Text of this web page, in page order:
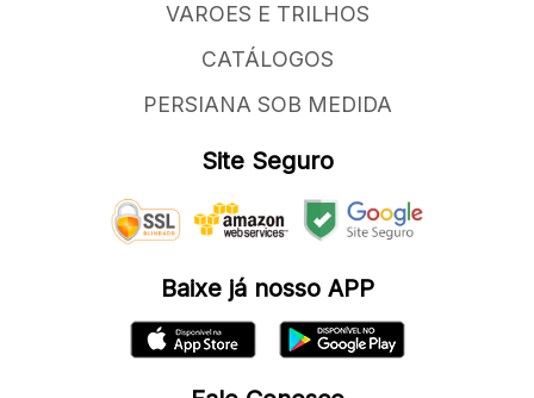
VAROES E TRILHOS
CATÁLOGOS
PERSIANA SOB MEDIDA
Site Seguro
Baixe já nosso APP